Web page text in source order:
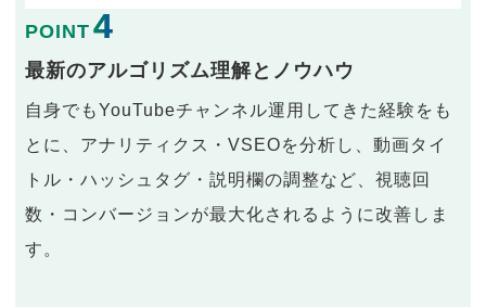
POINT 4
最新のアルゴリズム理解とノウハウ
自身でもYouTubeチャンネル運用してきた経験をも
とに、アナリティクス・VSEOを分析し、動画タイ
トル・ハッシュタグ・説明欄の調整など、視聴回
数・コンバージョンが最大化されるように改善しま
す。